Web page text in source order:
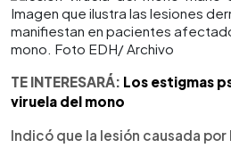
Imagen que ilustra las lesiones
manifiestan en pacientes
mono. Foto EDH/ Archivo
TE INTERESARÁ: Los estigmas
viruela del mono
Indicó que la lesión causada